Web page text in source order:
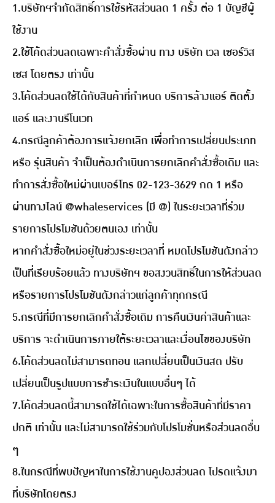
1.บริษัทฯจำกัดสิทธิ์การใช้รหัสส่วนลด 1 ครั้ง ต่อ 1 บัญชีผู้
ใช้งาน
2.ใช้โค้ดส่วนลดเฉพาะคําสั่งซื้อผ่าน ทาง บริษัท เวล เซอร์วิส
เซส โดยตรง เท่านั้น
3.โค้ดส่วนลดใช้ได้กับสินค้าที่กําหนด บริการล้างแอร์ ติดตั้ง
แอร์ และงานรีโนเวท
4.กรณีลูกค้าต้องการแจ้งยกเลิก เพื่อทำการเปลี่ยนประเภท
หรือ รุ่นสินค้า จำเป็นต้องดำเนินการยกเลิกคำสั่งซื้อเดิม และ
ทำการสั่งซื้อใหม่ผ่านเบอร์โทร 02-123-3629 กด 1 หรือ
ผ่านทางไลน์ @whaleservices (มี @) ในระยะเวลาที่ร่วม
รายการโปรโมชันด้วยตนเอง เท่านั้น
หากคำสั่งซื้อใหม่อยู่ในช่วงระยะเวลาที่ หมดโปรโมชันดังกล่าว
เป็นที่เรียบร้อยแล้ว ทางบริษัทฯ ขอสงวนสิทธิ์ในการให้ส่วนลด
หรือรายการโปรโมชันดังกล่าวแก่ลูกค้าทุกกรณี
5.กรณีที่มีการยกเลิกคำสั่งซื้อเดิม การคืนเงินค่าสินค้าและ
บริการ จะดำเนินการภายใต้ระยะเวลาและเงื่อนไขของบริษัท
6.โค้ดส่วนลดไม่สามารถทอน แลกเปลี่ยนเป็นเงินสด ปรับ
เปลี่ยนเป็นรูปแบบการชำระเงินในแบบอื่นๆ ได้
7.โค้ดส่วนลดนี้สามารถใช้ได้เฉพาะในการซื้อสินค้าที่มีราคา
ปกติ เท่านั้น และไม่สามารถใช้ร่วมกับโปรโมชั่นหรือส่วนลดอื่น
ๆ
8.ในกรณีที่พบปัญหาในการใช้งานคูปองส่วนลด โปรดแจ้งมา
ที่บริษัทโดยตรง